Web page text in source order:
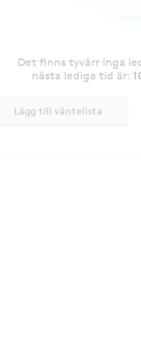
Det finns tyvärr inga
nästa lediga tid är:
Lägg till väntelista